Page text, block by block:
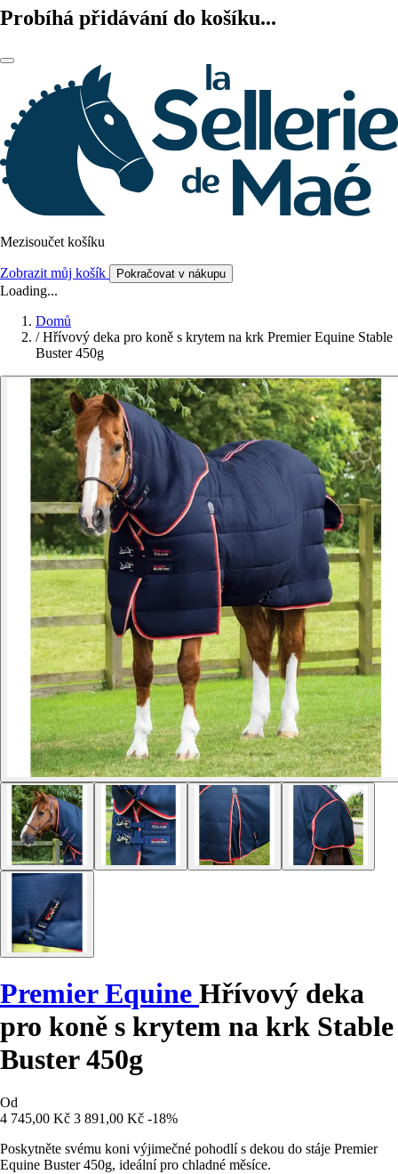
Probíhá přidávání do košíku...
Mezisoučet košíku
Zobrazit můj košík Pokračovat v nákupu
Loading...
Domů
/ Hřívový deka pro koně s krytem na krk Premier Equine Stable
Buster 450g
Premier Equine Hřívový deka
pro koně s krytem na krk Stable
Buster 450g
Od
4 745,00 Kč 3 891,00 Kč -18%
Poskytněte svému koni výjimečné pohodlí s dekou do stáje Premier
Equine Buster 450g, ideální pro chladné měsíce.